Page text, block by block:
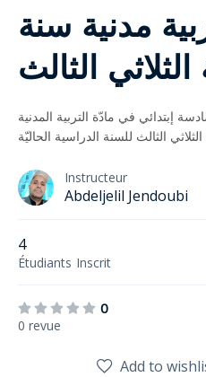
مدنية سنة
الثالث
إبتدائي في مادّة التربية المدنية
الثالث للسنة الدراسية الحاليّة
Instructeur
Abdeljelil Jendoubi
4
Étudiants Inscrit
0
0 revue
Add to